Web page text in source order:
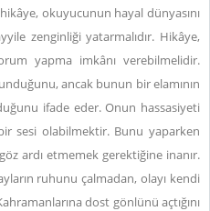
okuyucunun hayal dünyasını
zenginliği yatarmalıdır. Hikâye,
yapma imkânı verebilmelidir.
ancak bunun bir elamının
ifade eder. Onun hassasiyeti
sesi olabilmektir. Bunu yaparken
ardı etmemek gerektiğine inanır.
ruhunu çalmadan, olayı kendi
dost gönlünü açtığını